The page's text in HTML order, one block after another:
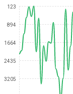
123
894
1664
2435
3205